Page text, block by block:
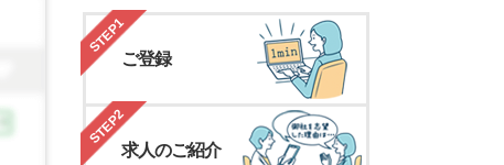
STEP1
ご登録
STEP2
求人のご紹介